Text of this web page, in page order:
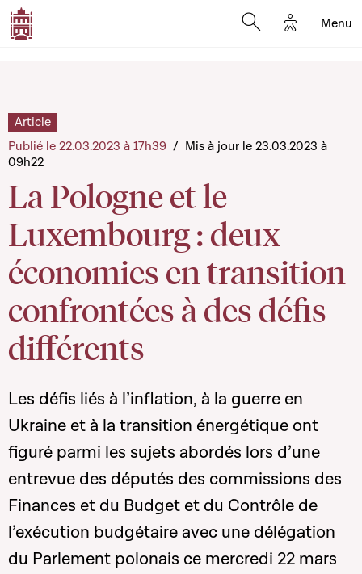
Options
Menu
La Pologne et le
Luxembourg : deux
économies en transition
confrontées à des défis
différents
Article
Publié le 22.03.2023 à 17h39 / Mis à jour le 23.03.2023 à
09h22
Les défis liés à l’inflation, à la guerre en
Ukraine et à la transition énergétique ont
figuré parmi les sujets abordés lors d’une
entrevue des députés des commissions des
Finances et du Budget et du Contrôle de
l’exécution budgétaire avec une délégation
du Parlement polonais ce mercredi 22 mars